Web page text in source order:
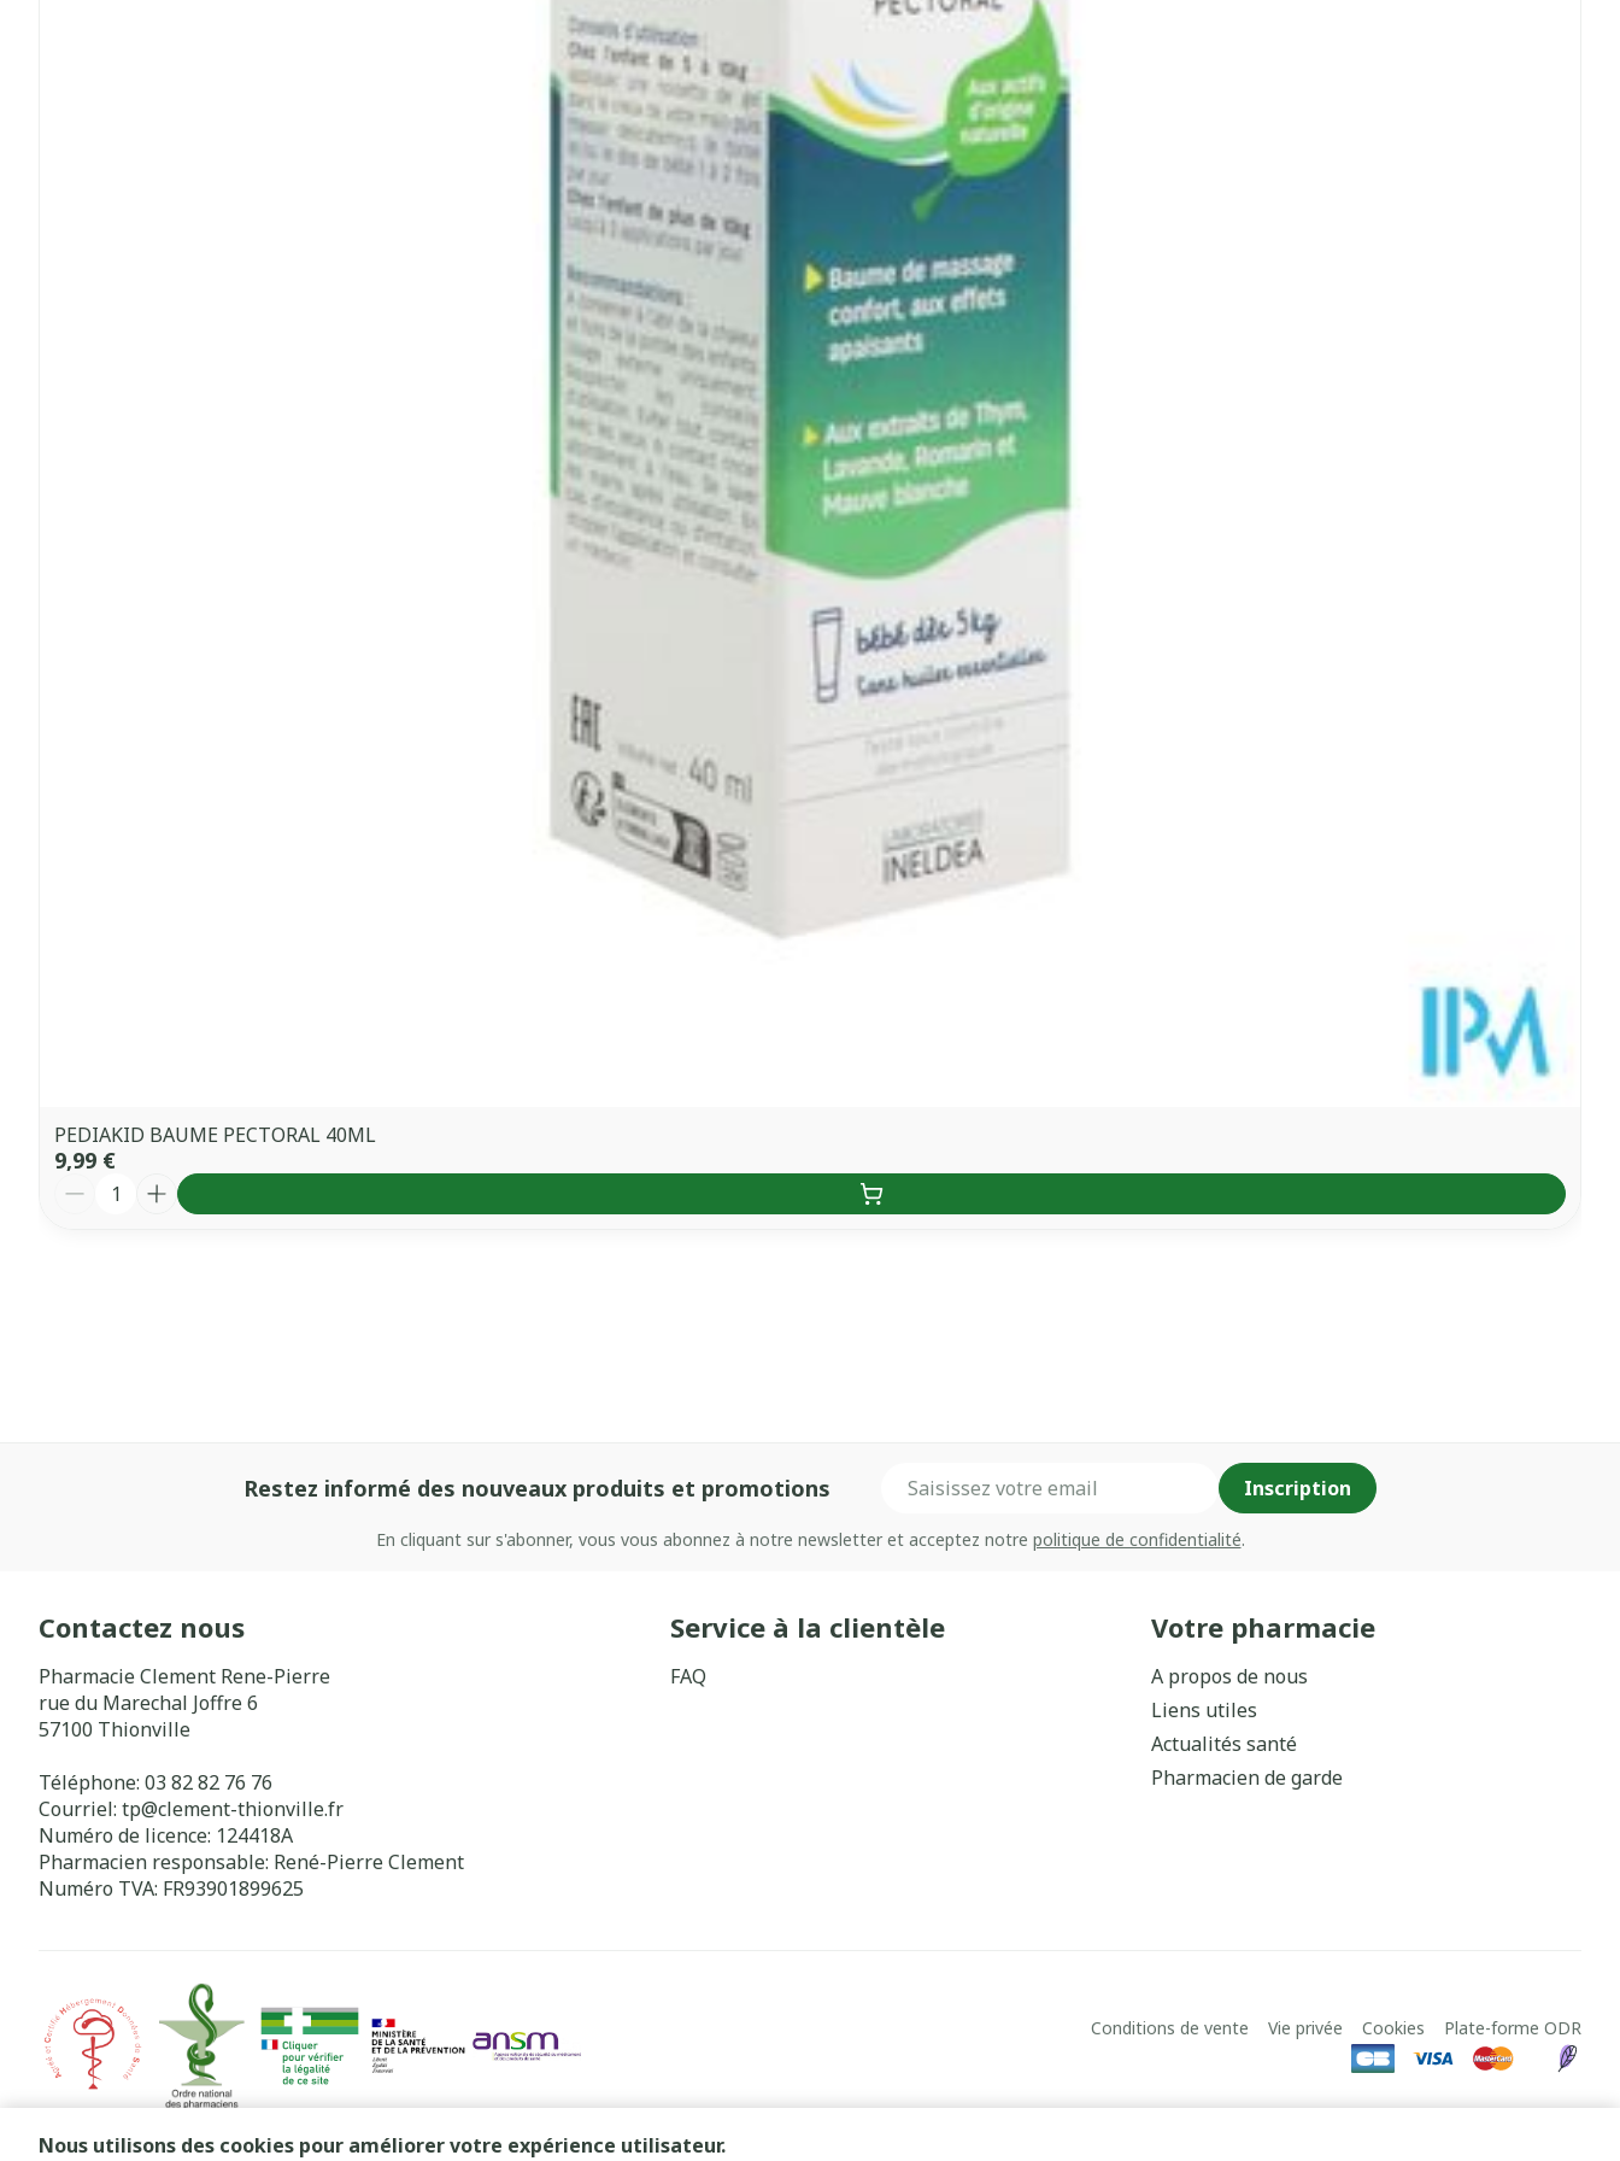
Nous utilisons des cookies pour améliorer votre expérience utilisateur.
PEDIAKID BAUME PECTORAL 40ML
9,99 €
Quantité
Restez informé des nouveaux produits et promotions Inscription
En cliquant sur s'abonner, vous vous abonnez à notre newsletter et acceptez notre politique de confidentialité.
Contactez nous
Pharmacie Clement Rene-Pierre
rue du Marechal Joffre 6
57100 Thionville
Téléphone: 03 82 82 76 76
Courriel: tp@clement-thionville.fr
Numéro de licence: 124418A
Pharmacien responsable: René-Pierre Clement
Numéro TVA: FR93901899625
Service à la clientèle
FAQ
Votre pharmacie
A propos de nous
Liens utiles
Actualités santé
Pharmacien de garde
Conditions de vente Vie privée Cookies Plate-forme ODR